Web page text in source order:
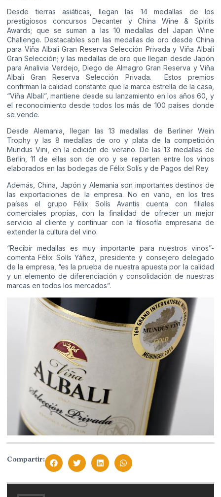
Desde tierras asiáticas, llegan las 14 medallas de los
prestigiosos concursos Decanter y China Wine & Spirits
Awards; que se suman a las 10 medallas del Japan Wine
Challenge. Destacables son las medallas de oro desde China
para Viña Albali Gran Reserva Selección Privada y Viña Albali
Gran Selección; y las medallas de oro que llegan desde Japón
para Analivia Verdejo, Diego de Almagro Gran Reserva y Viña
Albali Gran Reserva Selección Privada. Estos premios
confirman la calidad constante que la marca estrella de la casa,
“Viña Albali”, mantiene desde su lanzamiento en los años 60, y
el reconocimiento desde todos los más de 100 países donde
se vende.
Desde Alemania, llegan las 13 medallas de Berliner Wein
Trophy y las 8 medallas de oro y plata de la competición
Mundus Vini, en la edición de verano. De las 13 medallas de
Berlín, 11 de ellas son de oro y se reparten entre los vinos
elaborados en las bodegas de Félix Solís y de Pagos del Rey.
Además, China, Japón y Alemania son importantes destinos de
las exportaciones de la empresa. No en vano, en los tres
países el grupo Félix Solís Avantis cuenta con filiales
comerciales propias, con la finalidad de ofrecer un mejor
servicio al cliente y continuar con la filosofía empresaria de
extender la cultura del vino.
“Recibir medallas es muy importante para nuestros vinos”-
comenta Félix Solís Yáñez, presidente y consejero delegado
de la empresa, “es la prueba de nuestra apuesta por la calidad
y un elemento de diferenciación y consolidación de nuestras
marcas en todos los mercados”.
Compartir: